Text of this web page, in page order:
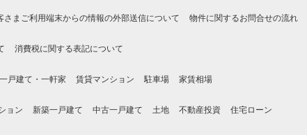
さまご利用端末からの情報の外部送信について 物件に関するお問合せの流れ
消費税に関する表記について
戸建て・一軒家 賃貸マンション 駐車場 家賃相場
ョン 新築一戸建て 中古一戸建て 土地 不動産投資 住宅ローン